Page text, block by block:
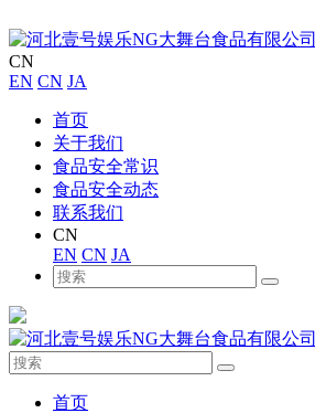
CN
EN CN JA
首页
关于我们
食品安全常识
食品安全动态
联系我们
CN
EN CN JA
首页